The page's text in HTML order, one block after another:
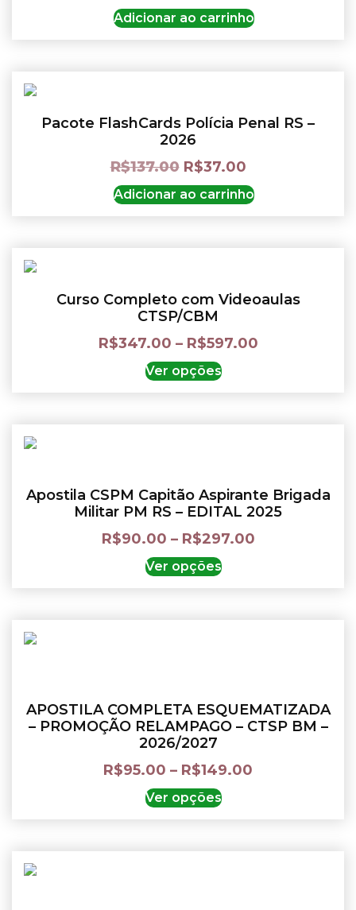
Adicionar ao carrinho
Pacote FlashCards Polícia Penal RS –
2026
R$137.00 R$37.00
Adicionar ao carrinho
Curso Completo com Videoaulas
CTSP/CBM
R$347.00 – R$597.00
Ver opções
Apostila CSPM Capitão Aspirante Brigada
Militar PM RS – EDITAL 2025
R$90.00 – R$297.00
Ver opções
APOSTILA COMPLETA ESQUEMATIZADA
– PROMOÇÃO RELAMPAGO – CTSP BM –
2026/2027
R$95.00 – R$149.00
Ver opções